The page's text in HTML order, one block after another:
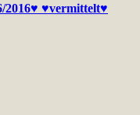
♥vermittelt♥